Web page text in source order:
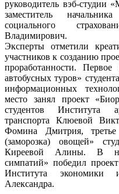
руководитель вэб-студии
заместитель
социального
Владимирович.
Эксперты отметили
участников к созданию
проработанности.
автобусных туров»
информационных
место занял проект
студентов Института
транспорта Клюевой
Фомина Дмитрия,
(заморозка) овощей»
Киреевой Алины. В
симпатий» победил
Института экономики
Александра.